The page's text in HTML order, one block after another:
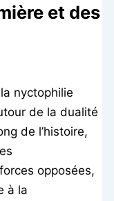
et des
nyctophilie
de la dualité
de l’histoire,
opposées,
à la